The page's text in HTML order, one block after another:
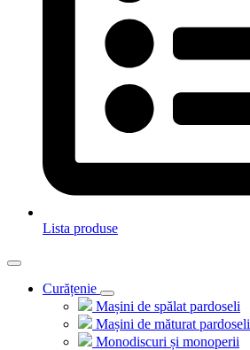
Lista produse
Curățenie
Mașini de spălat pardoseli
Mașini de măturat pardoseli
Monodiscuri și monoperii